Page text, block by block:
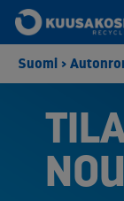
Suomi >